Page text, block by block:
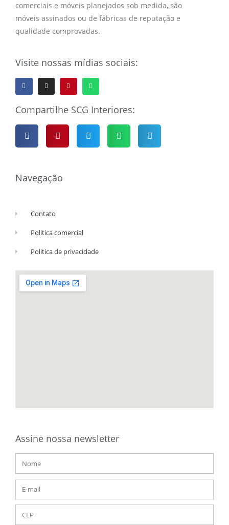
comerciais e móveis planejados sob medida, são
móveis assinados ou de fábricas de reputação e
qualidade comprovadas.
Visite nossas mídias sociais:
Compartilhe SCG Interiores:
Navegação
Contato
Politica comercial
Politica de privacidade
Assine nossa newsletter